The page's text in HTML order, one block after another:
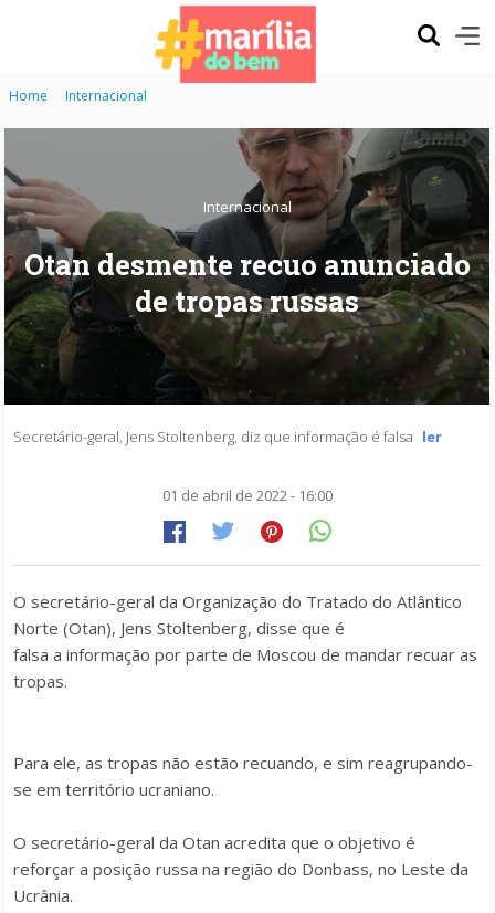
Home Internacional
Internacional
Otan desmente recuo anunciado
de tropas russas
Secretário-geral, Jens Stoltenberg, diz que informação é falsa ler
01 de abril de 2022 - 16:00
O secretário-geral da Organização do Tratado do Atlântico
Norte (Otan), Jens Stoltenberg, disse que é
falsa a informação por parte de Moscou de mandar recuar as
tropas.
Para ele, as tropas não estão recuando, e sim reagrupando-
se em território ucraniano.
O secretário-geral da Otan acredita que o objetivo é
reforçar a posição russa na região do Donbass, no Leste da
Ucrânia.